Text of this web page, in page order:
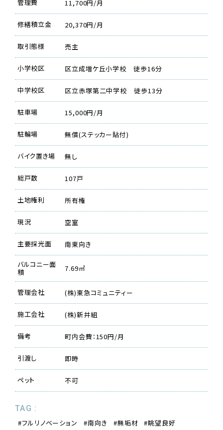
管理費 11,700円/月
修繕積立金 20,370円/月
取引態様 売主
小学校区 区立成増ケ丘小学校 徒歩16分
中学校区 区立赤塚第二中学校 徒歩13分
駐車場 15,000円/月
駐輪場 無償(ステッカー貼付)
バイク置き場 無し
総戸数 107戸
土地権利 所有権
現況 空室
主要採光面 南東向き
バルコニー面
積
7.69㎡
管理会社 (株)東急コミュニティー
施工会社 (株)新井組
備考 町内会費：150円/月
引渡し 即時
ペット 不可
TAG :
フルリノベーション
南向き 無垢材
眺望良好